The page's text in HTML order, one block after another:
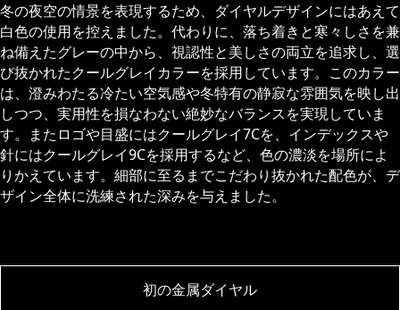
冬の夜空の情景を表現するため、ダイヤルデザインにはあえて
白色の使用を控えました。代わりに、落ち着きと寒々しさを兼
ね備えたグレーの中から、視認性と美しさの両立を追求し、選
び抜かれたクールグレイカラーを採用しています。このカラー
は、澄みわたる冷たい空気感や冬特有の静寂な雰囲気を映し出
しつつ、実用性を損なわない絶妙なバランスを実現していま
す。またロゴや目盛にはクールグレイ7Cを、インデックスや
針にはクールグレイ9Cを採用するなど、色の濃淡を場所によ
りかえています。 細部に至るまでこだわり抜かれた配色が、デ
ザイン全体に洗練された深みを与えました。
初の金属ダイヤル